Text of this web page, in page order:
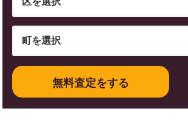
無料査定をする